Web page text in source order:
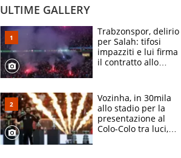
ULTIME GALLERY
Trabzonspor, delirio
per Salah: tifosi
impazziti e lui firma
il contratto allo
Vozinha, in 30mila
allo stadio per la
presentazione al
Colo-Colo tra luci,